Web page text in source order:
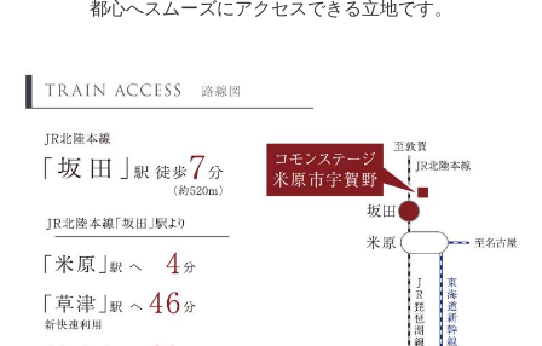
都心へスムーズにアクセスできる立地です。